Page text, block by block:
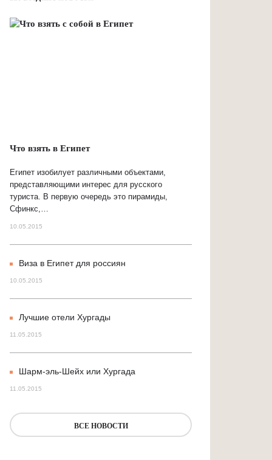
Что взять в Египет
Египет изобилует различными объектами,
представляющими интерес для русского
туриста. В первую очередь это пирамиды,
Сфинкс,…
10.05.2015
Виза в Египет для россиян
10.05.2015
Лучшие отели Хургады
11.05.2015
Шарм-эль-Шейх или Хургада
11.05.2015
ВСЕ НОВОСТИ